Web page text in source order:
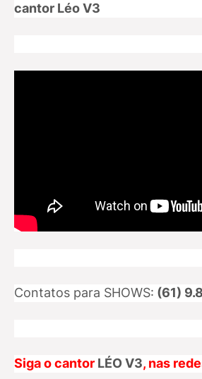
cantor Léo V3
Contatos para SHOWS: (61)
Siga o cantor LÉO V3, nas